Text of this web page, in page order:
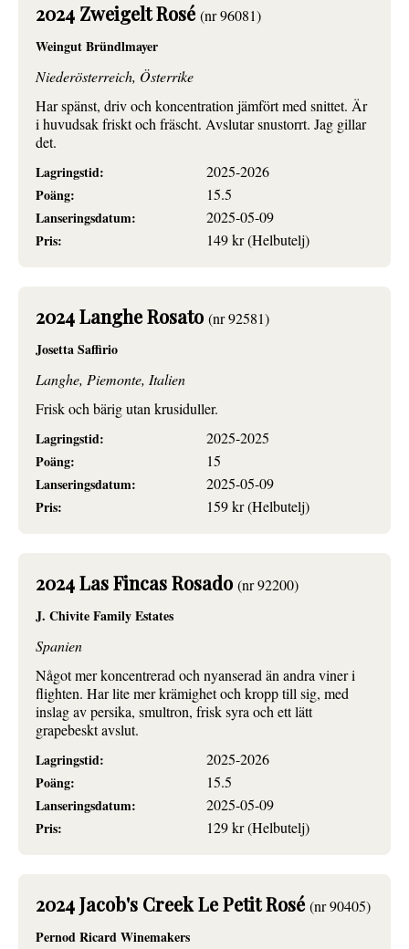
2024 Zweigelt Rosé (nr 96081)
Weingut Bründlmayer
Niederösterreich, Österrike
Har spänst, driv och koncentration jämfört med snittet. Är
i huvudsak friskt och fräscht. Avslutar snustorrt. Jag gillar
det.
Lagringstid:
2025-2026
Poäng:
15.5
Lanseringsdatum:
2025-05-09
Pris:
149 kr (Helbutelj)
2024 Langhe Rosato (nr 92581)
Josetta Saffirio
Langhe, Piemonte, Italien
Frisk och bärig utan krusiduller.
Lagringstid:
2025-2025
Poäng:
15
Lanseringsdatum:
2025-05-09
Pris:
159 kr (Helbutelj)
2024 Las Fincas Rosado (nr 92200)
J. Chivite Family Estates
Spanien
Något mer koncentrerad och nyanserad än andra viner i
flighten. Har lite mer krämighet och kropp till sig, med
inslag av persika, smultron, frisk syra och ett lätt
grapebeskt avslut.
Lagringstid:
2025-2026
Poäng:
15.5
Lanseringsdatum:
2025-05-09
Pris:
129 kr (Helbutelj)
2024 Jacob's Creek Le Petit Rosé (nr 90405)
Pernod Ricard Winemakers